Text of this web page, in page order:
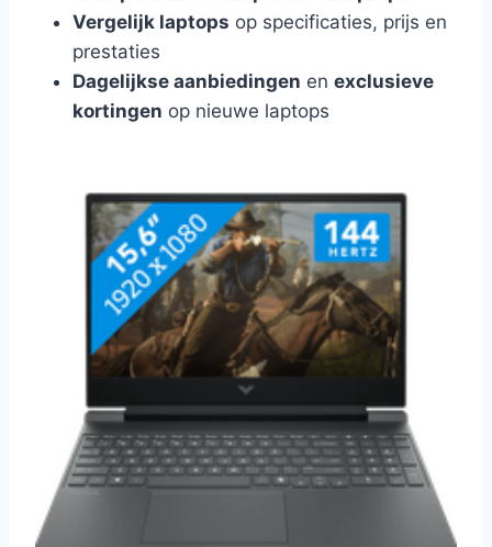
Vergelijk laptops op specificaties, prijs en
prestaties
Dagelijkse aanbiedingen en exclusieve
kortingen op nieuwe laptops